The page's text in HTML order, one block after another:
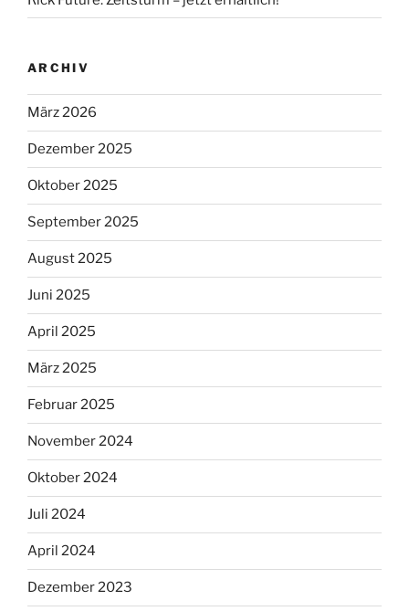
ARCHIV
März 2026
Dezember 2025
Oktober 2025
September 2025
August 2025
Juni 2025
April 2025
März 2025
Februar 2025
November 2024
Oktober 2024
Juli 2024
April 2024
Dezember 2023